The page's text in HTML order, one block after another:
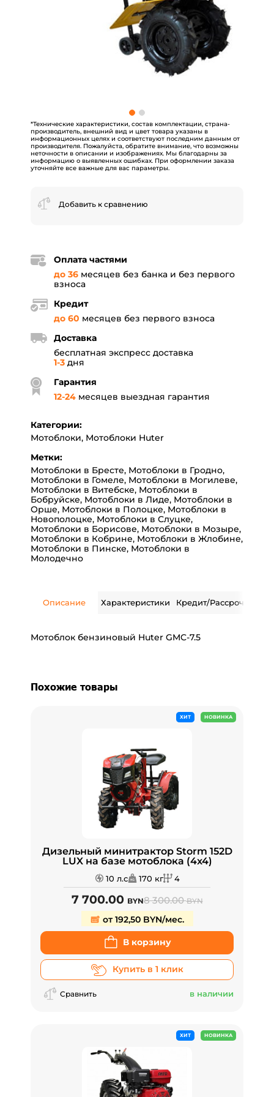
*Технические характеристики, состав комплектации, страна-
производитель, внешний вид и цвет товара указаны в
информационных целях и соответствуют последним данным от
производителя. Пожалуйста, обратите внимание, что возможны
неточности в описании и изображениях. Мы благодарны за
информацию о выявленных ошибках. При оформлении заказа
уточняйте все важные для вас параметры.
Добавить к сравнению
Оплата частями
до 36 месяцев без банка и без первого
взноса
Кредит
до 60 месяцев без первого взноса
Доставка
бесплатная экспресс доставка
1-3 дня
Гарантия
12-24 месяцев выездная гарантия
Категории:
Мотоблоки, Мотоблоки Huter
Метки:
Мотоблоки в Бресте, Мотоблоки в Гродно,
Мотоблоки в Гомеле, Мотоблоки в Могилеве,
Мотоблоки в Витебске, Мотоблоки в
Бобруйске, Мотоблоки в Лиде, Мотоблоки в
Орше, Мотоблоки в Полоцке, Мотоблоки в
Новополоцке, Мотоблоки в Слуцке,
Мотоблоки в Борисове, Мотоблоки в Мозыре,
Мотоблоки в Кобрине, Мотоблоки в Жлобине,
Мотоблоки в Пинске, Мотоблоки в
Молодечно
Описание Характеристики Кредит/Рассрочка
Мотоблок бензиновый Huter GMC-7.5
Похожие товары
ХИТ НОВИНКА
Дизельный минитрактор Storm 152D
LUX на базе мотоблока (4x4)
10 л.с 170 кг 4
7 700.00 BYN8 300.00BYN
от 192,50 BYN/мес.
В корзину
Купить в 1 клик
Сравнить в наличии
ХИТ НОВИНКА